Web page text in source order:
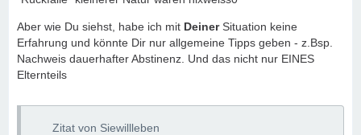
Aber wie Du siehst, habe ich mit DeinerSituation keine
Erfahrung und könnte Dir nur allgemeine Tipps geben - z.Bsp.
Nachweis dauerhafter Abstinenz. Und das nicht nur EINES
Elternteils
Zitat von Siewillleben